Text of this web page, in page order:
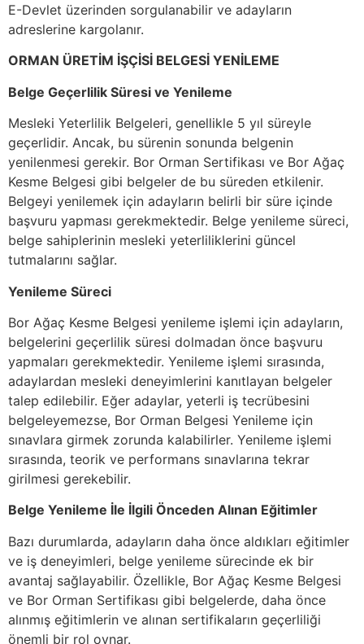
E-Devlet üzerinden sorgulanabilir ve adayların
adreslerine kargolanır.
ORMAN ÜRETİM İŞÇİSİ BELGESİ YENİLEME
Belge Geçerlilik Süresi ve Yenileme
Mesleki Yeterlilik Belgeleri, genellikle 5 yıl süreyle
geçerlidir. Ancak, bu sürenin sonunda belgenin
yenilenmesi gerekir. Bor Orman Sertifikası ve Bor Ağaç
Kesme Belgesi gibi belgeler de bu süreden etkilenir.
Belgeyi yenilemek için adayların belirli bir süre içinde
başvuru yapması gerekmektedir. Belge yenileme süreci,
belge sahiplerinin mesleki yeterliliklerini güncel
tutmalarını sağlar.
Yenileme Süreci
Bor Ağaç Kesme Belgesi yenileme işlemi için adayların,
belgelerini geçerlilik süresi dolmadan önce başvuru
yapmaları gerekmektedir. Yenileme işlemi sırasında,
adaylardan mesleki deneyimlerini kanıtlayan belgeler
talep edilebilir. Eğer adaylar, yeterli iş tecrübesini
belgeleyemezse, Bor Orman Belgesi Yenileme için
sınavlara girmek zorunda kalabilirler. Yenileme işlemi
sırasında, teorik ve performans sınavlarına tekrar
girilmesi gerekebilir.
Belge Yenileme İle İlgili Önceden Alınan Eğitimler
Bazı durumlarda, adayların daha önce aldıkları eğitimler
ve iş deneyimleri, belge yenileme sürecinde ek bir
avantaj sağlayabilir. Özellikle, Bor Ağaç Kesme Belgesi
ve Bor Orman Sertifikası gibi belgelerde, daha önce
alınmış eğitimlerin ve alınan sertifikaların geçerliliği
önemli bir rol oynar.